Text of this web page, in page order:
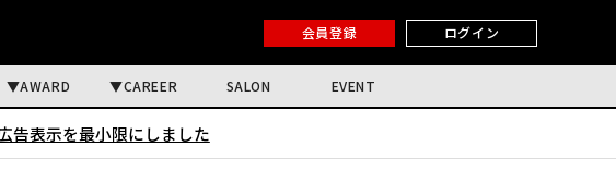
会員登録 ログイン
AWARD CAREER SALON EVENT
告表示を最小限にしました